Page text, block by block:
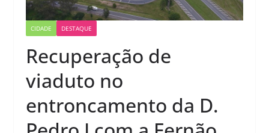
CIDADE DESTAQUE
Recuperação de
viaduto no
entroncamento da D.